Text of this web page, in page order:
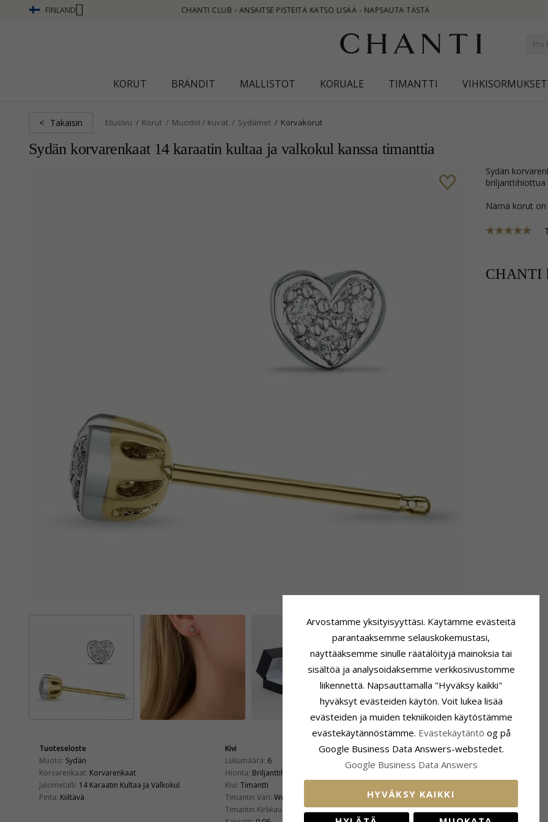
FINLAND
PISTEITÄ KATSO LISÄÄ - NAPSAUTA TÄSTÄ
KORUT BRÄNDIT MALLISTOT KORUALE TIMANTTI VIHKISORMUKSET
< Takaisin Etusivu Korut Muodot / kuvat Sydämet Korvakorut
Sydän korvarenkaat 14 karaatin kultaa ja valkokul kanssa timanttia
sydän korvarenkaat 14 karaatin kultaa ja valkokul kanssa kiiltävä pinta ja 6
briljanttihiottua
Nämä korut
CHANTI
Tuoteseloste
Muoto: Sydän
Korvarenkaat: Korvarenkaat
Jalometalli: 14 Karaatin Kultaa Ja Valkokul
Pinta: Kiiltävä
Kivi
Lukumäärä: 6
Hionta: Briljanttihiottu
Kivi: Timantti
Timantin Väri: Wesselton
Timantin Kirkkaus:
Koko
Korkeus:
4,5 mm
Arvostamme yksityisyyttäsi. Käytämme evästeitä
parantaaksemme selauskokemustasi,
näyttääksemme sinulle räätälöityjä mainoksia tai
sisältöä ja analysoidaksemme verkkosivustomme
liikennettä. Napsauttamalla "Hyväksy kaikki"
hyväksyt evästeiden käytön. Voit lukea lisää
evästeiden ja muiden tekniikoiden käytöstämme
evästekäytännöstämme. Evästekäytäntö og på
Google Business Data Answers-webstedet.
Google Business Data Answers
HYVÄKSY KAIKKI